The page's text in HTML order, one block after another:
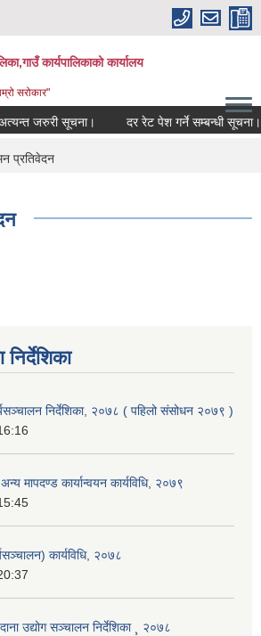
कार्यपालिकाको कार्यालय
सरोकार"
जरुरी सूचना। दर रेट पेश गर्ने सम्बन्धी सूचना।
प्रतिवेदन
निर्देशिका, २०७८ ( पहिलो संसोधन २०७९ )
मापदण्ड कार्यान्वयन कार्यविधि, २०७९
कार्यविधि, २०७८
उद्योग सञ्चालन निर्देशिका ¸ २०७८